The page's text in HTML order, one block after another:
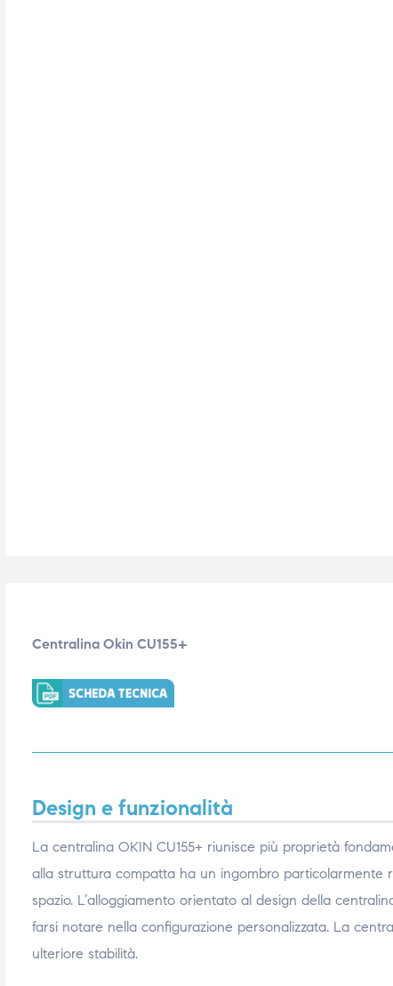
Centralina Okin CU155+
Design e funzionalità
La centralina OKIN CU155+ riunisce più proprietà
alla struttura compatta ha un ingombro particolarmente
spazio. L’alloggiamento orientato al design della
farsi notare nella configurazione personalizzata. La
ulteriore stabilità.